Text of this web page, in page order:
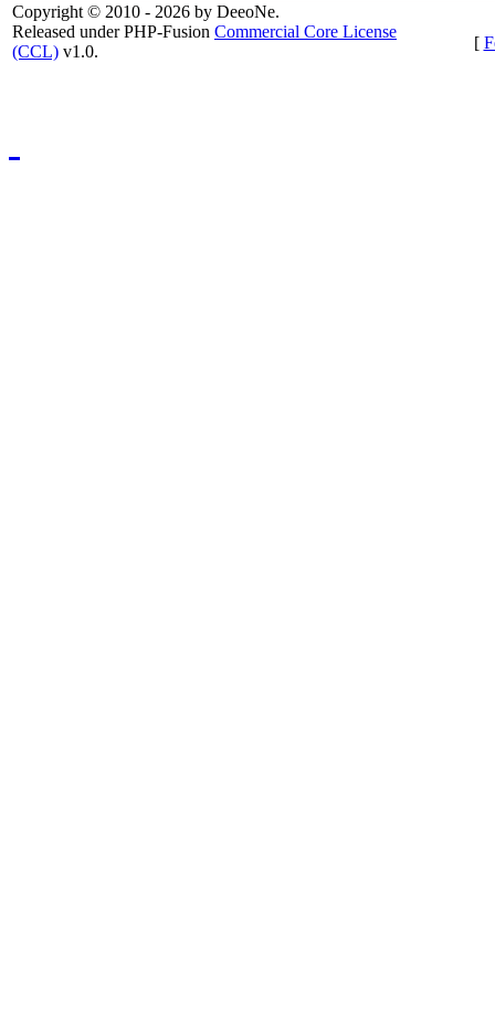
Copyright © 2010 - 2026 by DeeoNe.
Released under PHP-Fusion Commercial Core License
(CCL) v1.0. [